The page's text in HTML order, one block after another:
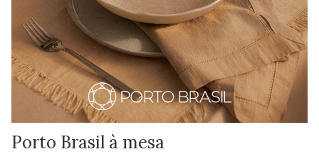
Porto Brasil à mesa